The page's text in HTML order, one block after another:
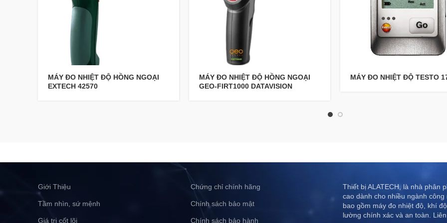
MÁY ĐO NHIỆT ĐỘ HỒNG NGOẠI
EXTECH 42570
MÁY ĐO NHIỆT ĐỘ HỒNG NGOẠI
GEO-FIRT1000 DATAVISION
MÁY ĐO NHIỆT ĐỘ TESTO
Giới Thiệu
Tầm nhìn, sứ mệnh
Giá trị cốt lõi
Chứng chỉ chính hãng
Chính sách bảo mật
Chính sách bảo hành
Thiết bị ALATECH, là nhà phân
cao dành cho nhiều ngành
bao gồm máy đo nhiệt độ, khí
lường chính xác và an toàn.